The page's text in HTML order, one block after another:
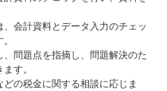
会計資料とデータ入力のチェッ
問題点を指摘し、問題解決のた
す。
の税金に関する相談に応じま